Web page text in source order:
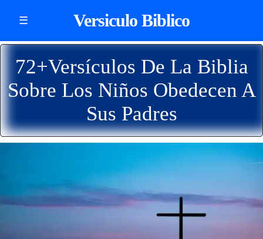
☰ Versiculo Biblico
72+Versículos De La Biblia
Sobre Los Niños Obedecen A
Sus Padres